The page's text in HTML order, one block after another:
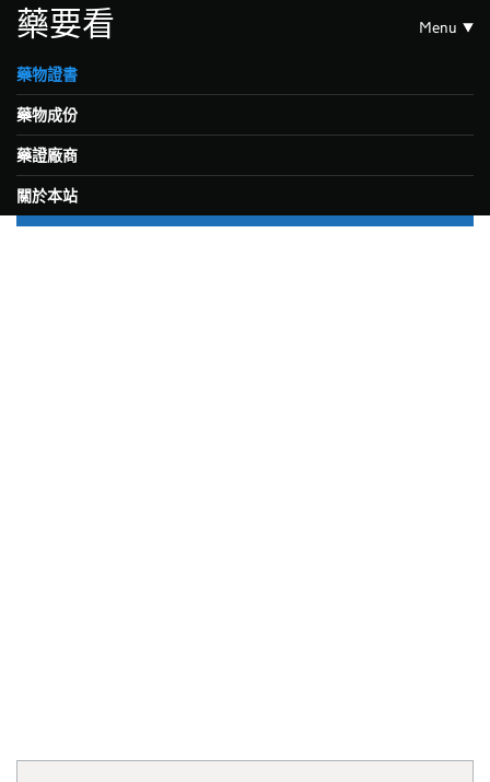
藥要看 Menu
藥物證書
藥物成份
藥證廠商
關於本站